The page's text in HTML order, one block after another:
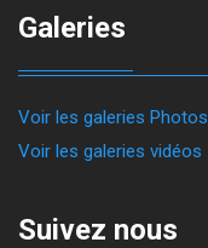
Galeries
Voir les galeries Photos
Voir les galeries vidéos
Suivez nous